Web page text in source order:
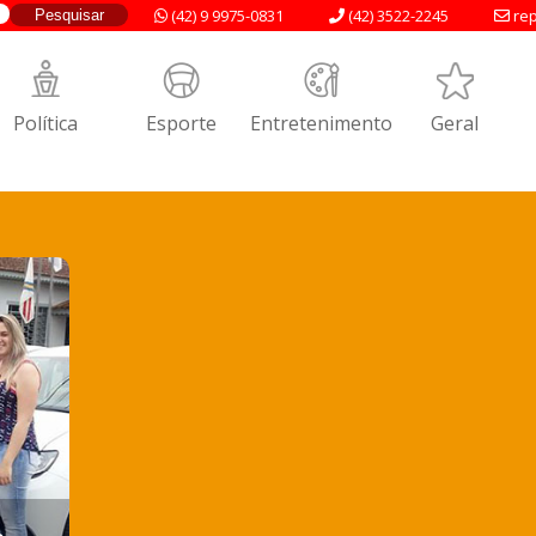
(42) 3522-2245
(42) 9 9975-0831
Política Esporte Entretenimento Geral